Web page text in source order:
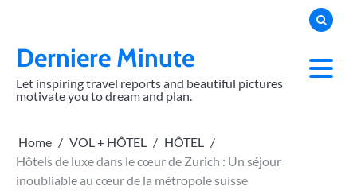
contentDerniere Minute
Let inspiring travel reports and beautiful pictures
motivate you to dream and plan.
Home VOL + HÔTEL
HÔTEL
Hôtels de luxe dans le cœur de Zurich : Un séjour
inoubliable au cœur de la métropole suisse